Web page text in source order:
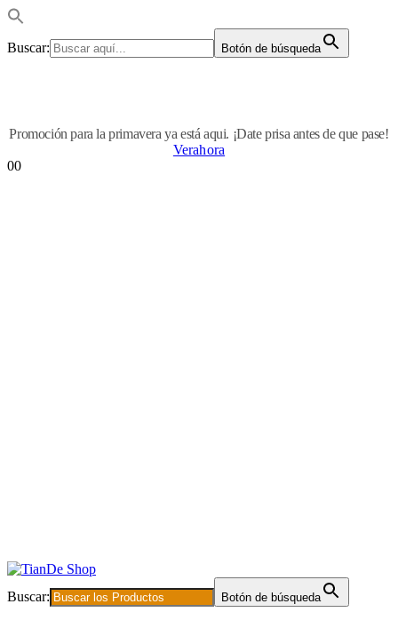
Buscar: Botón de búsqueda
Promoción para la primavera ya está aqui. ¡Date prisa antes de que pase!
Verahora
00
Buscar: Botón de búsqueda